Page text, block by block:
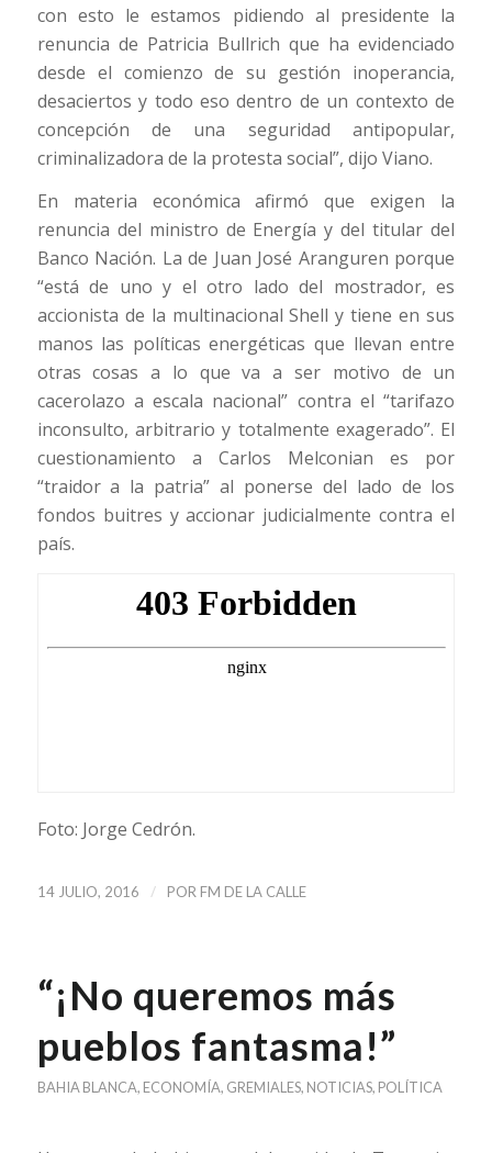
con esto le estamos pidiendo al presidente la
renuncia de Patricia Bullrich que ha evidenciado
desde el comienzo de su gestión inoperancia,
desaciertos y todo eso dentro de un contexto de
concepción de una seguridad antipopular,
criminalizadora de la protesta social”, dijo Viano.
En materia económica afirmó que exigen la
renuncia del ministro de Energía y del titular del
Banco Nación. La de Juan José Aranguren porque
“está de uno y el otro lado del mostrador, es
accionista de la multinacional Shell y tiene en sus
manos las políticas energéticas que llevan entre
otras cosas a lo que va a ser motivo de un
cacerolazo a escala nacional” contra el “tarifazo
inconsulto, arbitrario y totalmente exagerado”. El
cuestionamiento a Carlos Melconian es por
“traidor a la patria” al ponerse del lado de los
fondos buitres y accionar judicialmente contra el
país.
Foto: Jorge Cedrón.
14 JULIO, 2016 / POR FM DE LA CALLE
“¡No queremos más
pueblos fantasma!”
BAHIA BLANCA, ECONOMÍA, GREMIALES, NOTICIAS, POLÍTICA